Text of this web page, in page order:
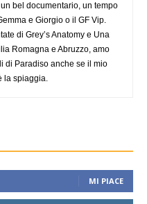
bel documentario, un tempo
e Giorgio o il GF Vip.
di Grey’s Anatomy e Una
Romagna e Abruzzo, amo
di Paradiso anche se il mio
la spiaggia.
MI PIACE